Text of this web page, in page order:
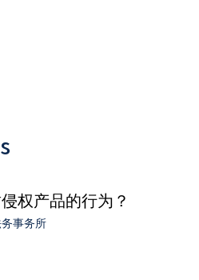
权产品的行为？
事务所